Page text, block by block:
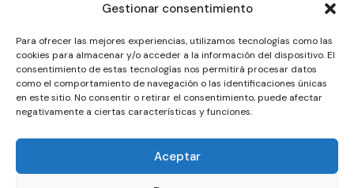
Gestionar consentimiento
Para ofrecer las mejores experiencias, utilizamos tecnologías como las
cookies para almacenar y/o acceder a la información del dispositivo. El
consentimiento de estas tecnologías nos permitirá procesar datos
como el comportamiento de navegación o las identificaciones únicas
en este sitio. No consentir o retirar el consentimiento, puede afectar
negativamente a ciertas características y funciones.
Aceptar
Imprime tu arte, una marca deTAGOYA SPORT SL
. con
más de 30 años en el sector de la confección y
estampación de ropa deportiva y con fabrica propia.
NIF: B99217358